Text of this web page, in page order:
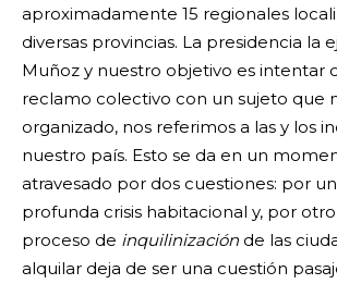
aproximadamente 15 regionales
diversas provincias. La presidencia la
Muñoz y nuestro objetivo es intentar
reclamo colectivo con un sujeto que
organizado, nos referimos a las y los
nuestro país. Esto se da en un
atravesado por dos cuestiones: por
profunda crisis habitacional y, por
proceso de inquilinización de las
alquilar deja de ser una cuestión